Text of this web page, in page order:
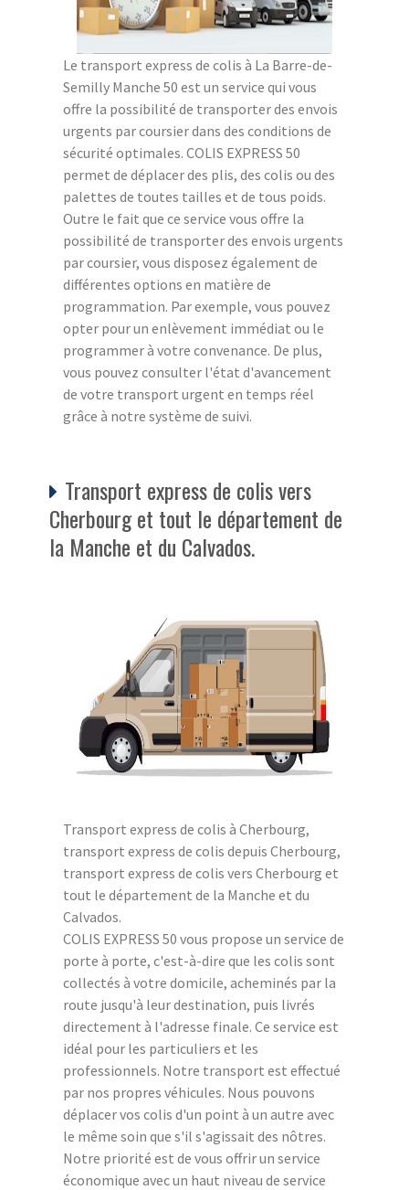
Le transport express de colis à La Barre-de-
Semilly Manche 50 est un service qui vous
offre la possibilité de transporter des envois
urgents par coursier dans des conditions de
sécurité optimales. COLIS EXPRESS 50
permet de déplacer des plis, des colis ou des
palettes de toutes tailles et de tous poids.
Outre le fait que ce service vous offre la
possibilité de transporter des envois urgents
par coursier, vous disposez également de
différentes options en matière de
programmation. Par exemple, vous pouvez
opter pour un enlèvement immédiat ou le
programmer à votre convenance. De plus,
vous pouvez consulter l'état d'avancement
de votre transport urgent en temps réel
grâce à notre système de suivi.
Transport express de colis vers
Cherbourg et tout le département de
la Manche et du Calvados.
Transport express de colis à Cherbourg,
transport express de colis depuis Cherbourg,
transport express de colis vers Cherbourg et
tout le département de la Manche et du
Calvados.
COLIS EXPRESS 50 vous propose un service de
porte à porte, c'est-à-dire que les colis sont
collectés à votre domicile, acheminés par la
route jusqu'à leur destination, puis livrés
directement à l'adresse finale. Ce service est
idéal pour les particuliers et les
professionnels. Notre transport est effectué
par nos propres véhicules. Nous pouvons
déplacer vos colis d'un point à un autre avec
le même soin que s'il s'agissait des nôtres.
Notre priorité est de vous offrir un service
économique avec un haut niveau de service